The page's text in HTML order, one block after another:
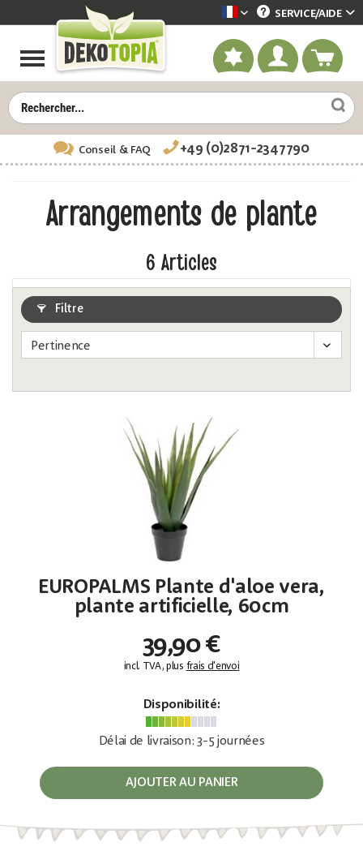
Dekotopia französisch
SERVICE/AIDE
Conseil& FAQ +49 (0)2871-2347790
Arrangements de plante
6 Articles
Filtre
EUROPALMS Plante d'aloe vera,
plante artificielle, 60cm
39,90 €
incl. TVA, plus frais d'envoi
Disponibilité:
Délai de livraison: 3-5 journées
AJOUTER AU PANIER